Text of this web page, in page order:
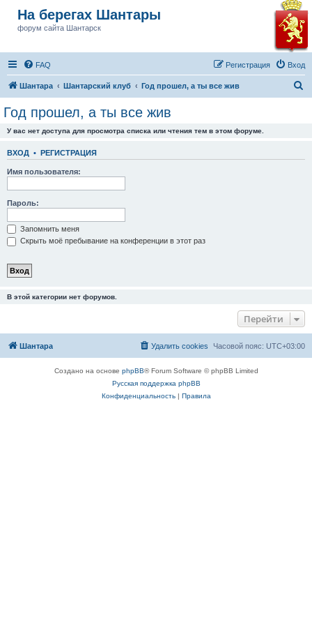
На берегах Шантары
форум сайта Шантарск
FAQ Вход
Регистрация
Шантара Шантарский клуб Год прошел, а ты все жив
Год прошел, а ты все жив
У вас нет доступа для просмотра списка или чтения тем в этом форуме.
ВХОД • РЕГИСТРАЦИЯ
Имя пользователя:
Пароль:
Запомнить меня
Скрыть моё пребывание на конференции в этот раз
В этой категории нет форумов.
Перейти
Шантара Часовой пояс: UTC+03:00
Удалить cookies
Создано на основе phpBB® Forum Software © phpBB Limited
Русская поддержка phpBB
Конфиденциальность| Правила